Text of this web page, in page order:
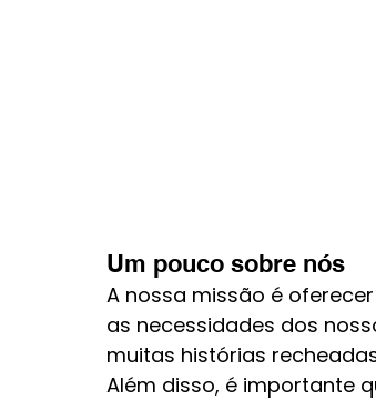
Um pouco sobre nós
A nossa missão é
as necessidades dos
muitas histórias
Além disso, é importante